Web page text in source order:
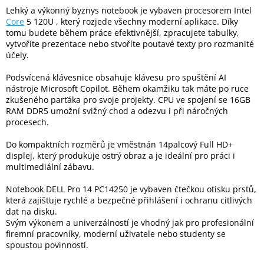
Domácnost
%
Black
Friday
VÝPRODEJ
zboží
TONERY
A
CARTRIDGE
Sestavy
počítačů
Inpraise
Kamerové
systémy
Lehký a výkonný byznys notebook je vybaven procesorem Intel
Core 5 120U , který rozjede všechny moderní aplikace. Díky
tomu budete během práce efektivnější, zpracujete tabulky,
vytvoříte prezentace nebo stvoříte poutavé texty pro rozmanité
účely.
Podsvícená klávesnice obsahuje klávesu pro spuštění AI
nástroje Microsoft Copilot. Během okamžiku tak máte po ruce
zkušeného parťáka pro svoje projekty. CPU ve spojení se 16GB
RAM DDR5 umožní svižný chod a odezvu i při náročných
procesech.
Do kompaktních rozměrů je vměstnán 14palcový Full HD+
displej, který produkuje ostrý obraz a je ideální pro práci i
multimediální zábavu.
Notebook DELL Pro 14 PC14250 je vybaven čtečkou otisku prstů,
která zajišťuje rychlé a bezpečné přihlášení i ochranu citlivých
dat na disku.
Svým výkonem a univerzálností je vhodný jak pro profesionální
firemní pracovníky, moderní uživatele nebo studenty se
spoustou povinností.